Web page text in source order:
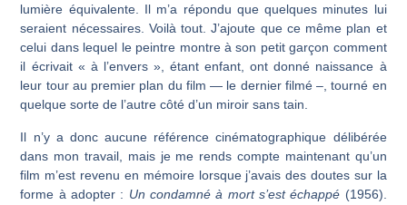
lumière équivalente. Il m’a répondu que quelques minutes lui
seraient nécessaires. Voilà tout. J’ajoute que ce même plan et
celui dans lequel le peintre montre à son petit garçon comment
il écrivait « à l’envers », étant enfant, ont donné naissance à
leur tour au premier plan du film — le dernier filmé –, tourné en
quelque sorte de l’autre côté d’un miroir sans tain.
Il n’y a donc aucune référence cinématographique délibérée
dans mon travail, mais je me rends compte maintenant qu’un
film m’est revenu en mémoire lorsque j’avais des doutes sur la
forme à adopter : Un condamné à mort s’est échappé (1956).